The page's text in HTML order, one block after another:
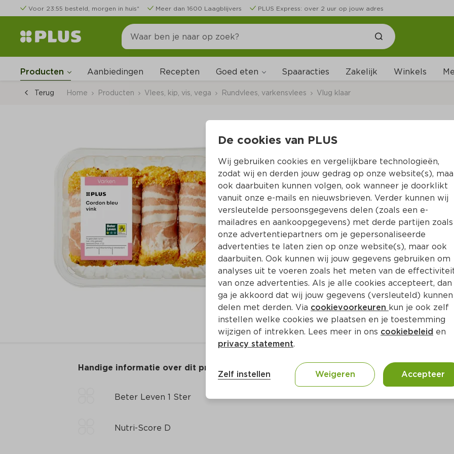
Voor 23:55 besteld, morgen in huis* Meer dan 1600 Laagblijvers PLUS Express: over 2 uur op jouw adres
Producten Aanbiedingen Recepten Goed eten Spaaracties Zakelijk Winkels
Terug Home Producten Vlees, kip, vis, vega Rundvlees, varkensvlees Vlug klaar
PLUS Cordon bleu
Per Tray 408 g  (per kilo €9.78)
3.99
Toevoegen
Handige informatie over dit product
Beter Leven 1 Ster
Nutri-Score D
De cookies van PLUS
Wij gebruiken cookies en vergelijkbare technologieën,
zodat wij en derden jouw gedrag op onze website(s),
ook daarbuiten kunnen volgen, ook wanneer je doorklikt
vanuit onze e-mails en nieuwsbrieven. Verder kunnen wij
versleutelde persoonsgegevens delen (zoals een e-
mailadres en aankoopgegevens) met derde partijen zoals
onze advertentiepartners om je gepersonaliseerde
advertenties te laten zien op onze website(s), maar ook
daarbuiten. Ook kunnen wij jouw gegevens gebruiken om
analyses uit te voeren zoals het meten van de
van onze advertenties. Als je alle cookies accepteert, dan
ga je akkoord dat wij jouw gegevens (versleuteld) kunnen
delen met derden. Via cookievoorkeuren kun je ook zelf
instellen welke cookies we plaatsen en je toestemming
wijzigen of intrekken. Lees meer in ons cookiebeleid en
privacy statement.
Zelf instellen Weigeren Accepteer